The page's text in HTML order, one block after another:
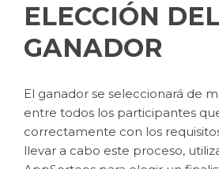
ELECCIÓN
GANADOR
El ganador se seleccionará de
entre todos los participantes
correctamente con los
llevar a cabo este proceso,